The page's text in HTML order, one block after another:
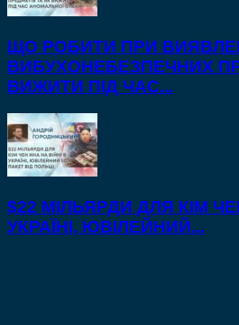
ЩО РОБИТИ ПРИ
ВИБУХОНЕБЕЗПЕЧНИХ
ВИЖИТИ ПІД ЧАС...
$22 МІЛЬЯРДИ ДЛЯ КІМ
УКРАЇНІ, ЮВІЛЕЙНИЙ...